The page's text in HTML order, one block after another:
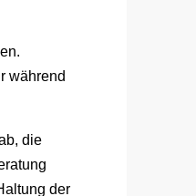
während
die
der